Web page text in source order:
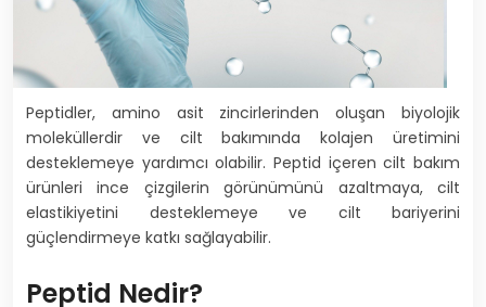
Peptidler, amino asit zincirlerinden oluşan biyolojik
moleküllerdir ve cilt bakımında kolajen üretimini
desteklemeye yardımcı olabilir. Peptid içeren cilt bakım
ürünleri ince çizgilerin görünümünü azaltmaya, cilt
elastikiyetini desteklemeye ve cilt bariyerini
güçlendirmeye katkı sağlayabilir.
Peptid Nedir?